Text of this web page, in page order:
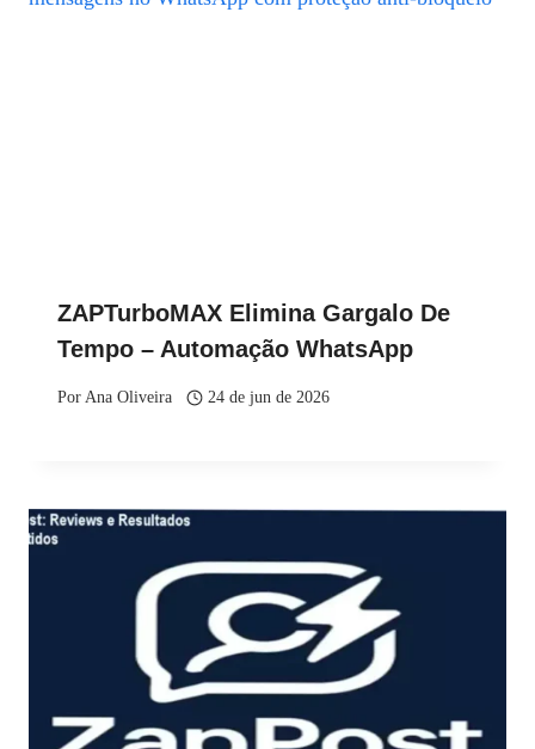
ZAPTurboMAX Elimina Gargalo De
Tempo – Automação WhatsApp
PorAna Oliveira 24 de jun de 2026